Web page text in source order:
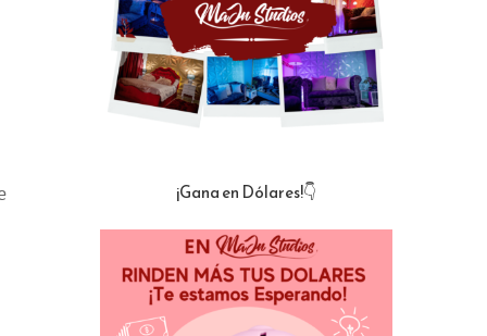
¡Gana en Dólares!👇